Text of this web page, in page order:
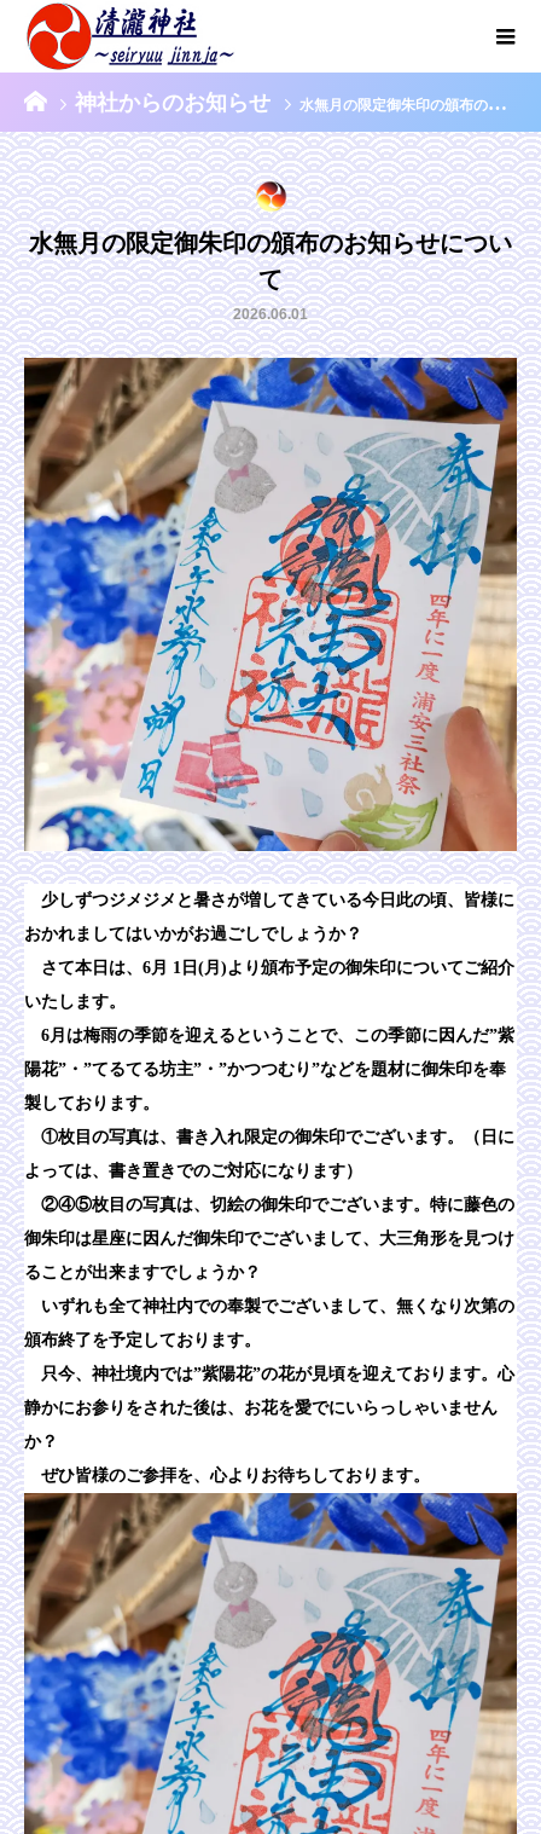
神社からのお知らせ 水無月の限定御朱印の頒布のお知らせについて
水無月の限定御朱印の頒布のお知らせについ
て
2026.06.01
少しずつジメジメと暑さが増してきている今日此の頃、皆様に
おかれましてはいかがお過ごしでしょうか？
さて本日は、6月 1日(月)より頒布予定の御朱印についてご紹介
いたします。
6月は梅雨の季節を迎えるということで、この季節に因んだ”紫
陽花”・”てるてる坊主”・”かつつむり”などを題材に御朱印を奉
製しております。
①枚目の写真は、書き入れ限定の御朱印でございます。（日に
よっては、書き置きでのご対応になります）
②④⑤枚目の写真は、切絵の御朱印でございます。特に藤色の
御朱印は星座に因んだ御朱印でございまして、大三角形を見つけ
ることが出来ますでしょうか？
いずれも全て神社内での奉製でございまして、無くなり次第の
頒布終了を予定しております。
只今、神社境内では”紫陽花”の花が見頃を迎えております。心
静かにお参りをされた後は、お花を愛でにいらっしゃいません
か？
ぜひ皆様のご参拝を、心よりお待ちしております。